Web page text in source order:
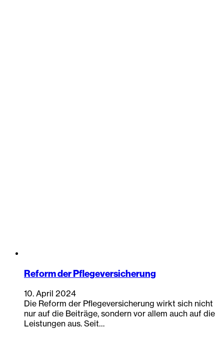
Reform der Pflegeversicherung
10. April 2024
Die Reform der Pflegeversicherung wirkt sich nicht
nur auf die Beiträge, sondern vor allem auch auf die
Leistungen aus. Seit…